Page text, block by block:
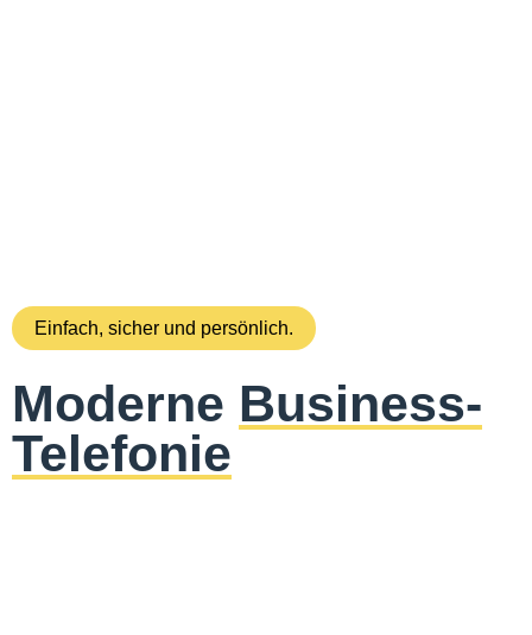
Einfach, sicher und persönlich.
Moderne Business-
Telefonie